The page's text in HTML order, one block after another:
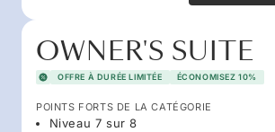
OWNER'S SUITE
OFFRE À DURÉE LIMITÉE ÉCONOMISEZ 10%
POINTS FORTS DE LA CATÉGORIE
Niveau 7 sur 8